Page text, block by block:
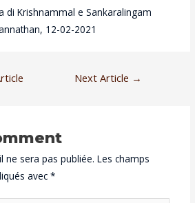
di Krishnammal e Sankaralingam
12-02-2021
Next Article →
ne sera pas publiée. Les champs
avec *